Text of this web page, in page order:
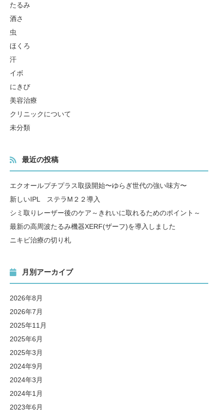
たるみ
酒さ
虫
ほくろ
汗
イボ
にきび
美容治療
クリニックについて
未分類
最近の投稿
エクオールプチプラス取扱開始〜ゆらぎ世代の強い味方〜
新しいIPL ステラM２２導入
シミ取りレーザー後のケア～きれいに取れるためのポイント～
最新の高周波たるみ機器XERF(ザーフ)を導入しました
ニキビ治療の切り札
月別アーカイブ
2026年8月
2026年7月
2025年11月
2025年6月
2025年3月
2024年9月
2024年3月
2024年1月
2023年6月